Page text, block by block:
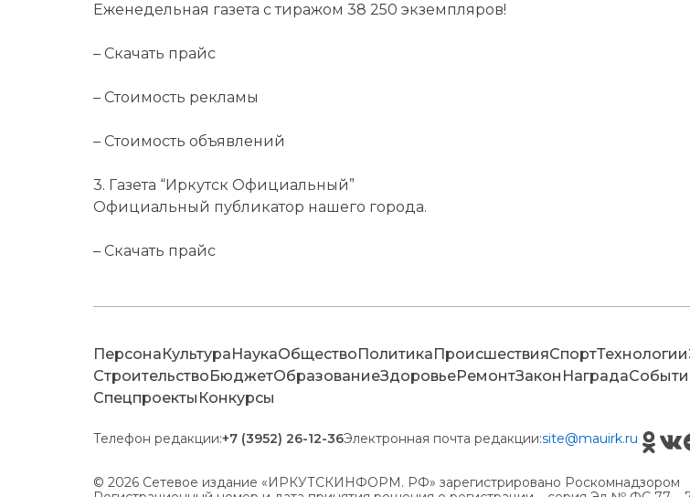
Еженедельная газета с тиражом 38 250 экземпляров!
– Скачать прайс
– Стоимость рекламы
– Стоимость объявлений
3. Газета “Иркутск Официальный”
Официальный публикатор нашего города.
– Скачать прайс
Персона Культура НаукаОбщество Политика ПроисшествияСпортТехнологии
Строительство БюджетОбразованиеЗдоровьеРемонтЗакон Награда
Спецпроекты Конкурсы
Телефон редакции:+7 (3952) 26-12-36Электронная почта редакции:site@mauirk.ru
© 2026 Сетевое издание «ИРКУТСКИНФОРМ. РФ» зарегистрировано Роскомнадзором